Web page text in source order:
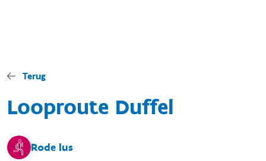
Terug
Looproute Duffel
Rode lus